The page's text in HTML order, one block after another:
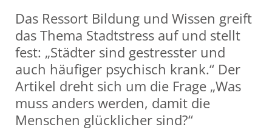
Das Ressort Bildung und Wissen greift
das Thema Stadtstress auf und stellt
fest: „Städter sind gestresster und
auch häufiger psychisch krank.“ Der
Artikel dreht sich um die Frage „Was
muss anders werden, damit die
Menschen glücklicher sind?“